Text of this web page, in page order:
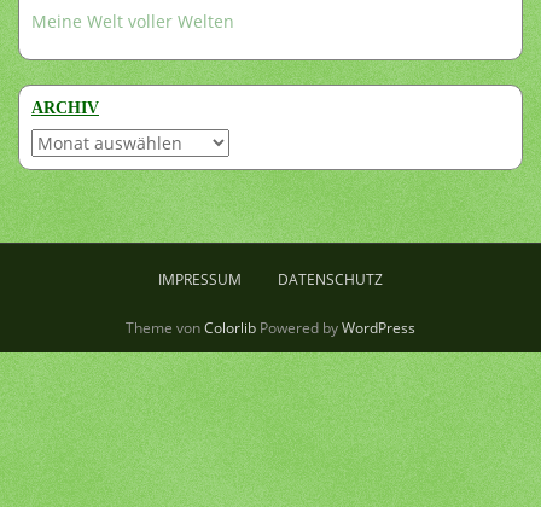
Meine Welt voller Welten
ARCHIV
Archiv
IMPRESSUM DATENSCHUTZ
Theme vonColorlib Powered byWordPress